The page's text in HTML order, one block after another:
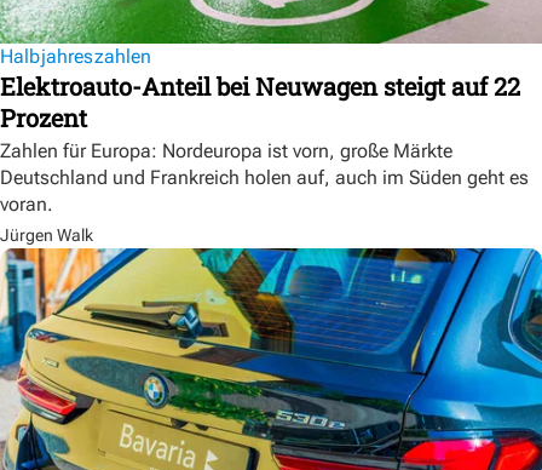
Halbjahreszahlen
Elektroauto-Anteil bei Neuwagen steigt auf 22
Prozent
Zahlen für Europa: Nordeuropa ist vorn, große Märkte
Deutschland und Frankreich holen auf, auch im Süden geht es
voran.
Jürgen Walk